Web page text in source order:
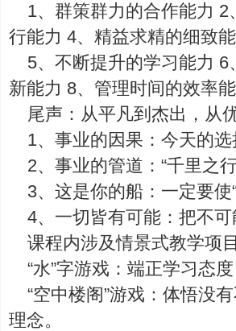
1、群策群力的合作能力
行能力 4、精益求精的细致
5、不断提升的学习能力
新能力 8、管理时间的效率
尾声：从平凡到杰出，从
1、事业的因果：今天的
2、事业的管道：“千里之
3、这是你的船：一定要使
4、一切皆有可能：把不
课程内涉及情景式教学项
“水”字游戏：端正学习态
“空中楼阁”游戏：体悟没
理念。